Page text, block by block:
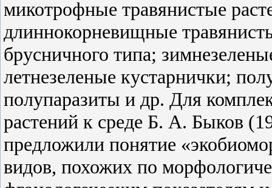
микотрофные травянистые
длиннокорневищные
брусничного типа;
летнезеленые кустарнички;
полупаразиты и др. Для
растений к среде Б. А. Быков
предложили понятие
видов, похожих по